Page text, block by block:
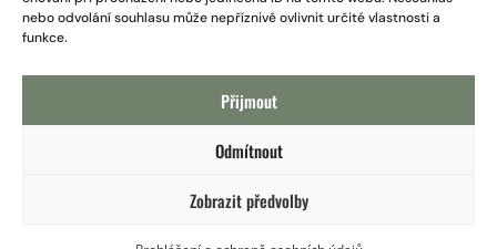
nebo odvolání souhlasu může nepříznivě ovlivnit určité vlastnosti a
funkce.
Přijmout
Odmítnout
Zobrazit předvolby
ZOBRAZIT VÝROBEK
Copyright Enkis a.s. ©️ 2026 | Všechna práva vyhrazena |